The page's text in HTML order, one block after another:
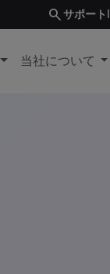
searchサポート
当社について